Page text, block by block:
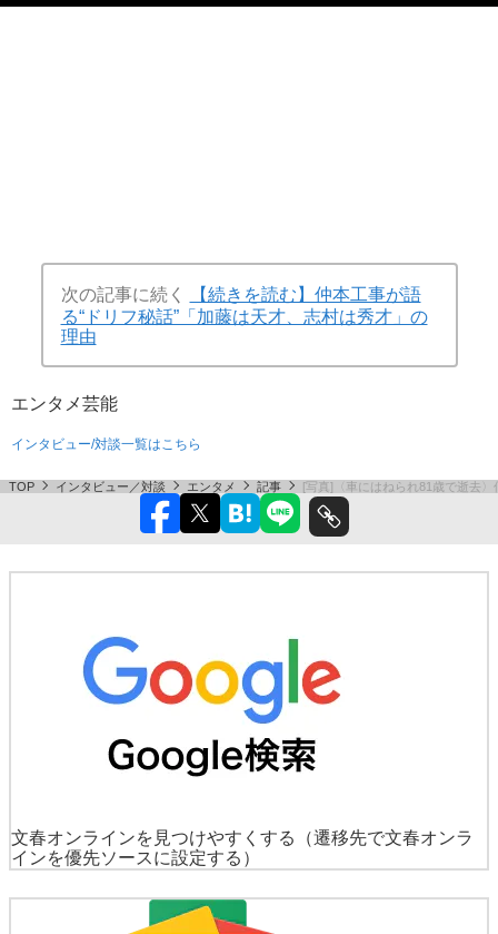
次の記事に続く
【続きを読む】仲本工事が語
る“ドリフ秘話”「加藤は天才、志村は秀才」の
理由
エンタメ芸能
インタビュー/対談一覧はこちら
TOP インタビュー／対談 エンタメ 記事 [写真]〈車にはねられ81歳で逝去
文春オンラインを見つけやすくする
（遷移先で文春オンラ
インを優先ソースに設定する）